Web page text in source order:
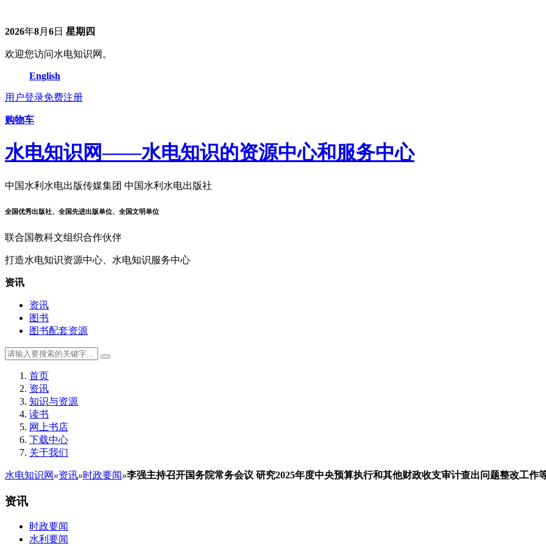
2026年8月 6日 星期四
欢迎您访问水电知识网。
English
用户登录免费注册
购物车
水电知识网——水电知识的资源中心和服务中心
中国水利水电出版传媒集团 中国水利水电出版社
全国优秀出版社、全国先进出版单位、全国文明单位
联合国教科文组织合作伙伴
打造水电知识资源中心、水电知识服务中心
资讯
资讯
图书
图书配套资源
首页
资讯
知识与资源
读书
网上书店
下载中心
关于我们
水电知识网 »资讯»时政要闻»李强主持召开国务院常务会议 研究2025年度中央预算执行和其他财政收支审计查出问题整改工作
资讯
时政要闻
水利要闻